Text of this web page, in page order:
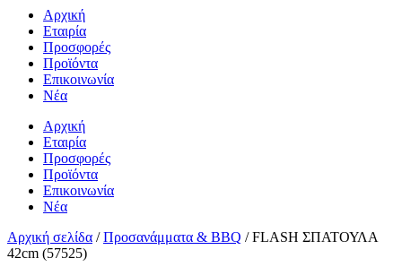
Αρχική
Εταιρία
Προσφορές
Προϊόντα
Επικοινωνία
Νέα
Αρχική
Εταιρία
Προσφορές
Προϊόντα
Επικοινωνία
Νέα
Αρχική σελίδα /Προσανάμματα & BBQ / FLASH ΣΠΑΤΟΥΛΑ
42cm (57525)